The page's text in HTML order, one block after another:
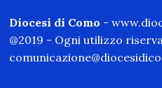
Diocesi di Como -
@2019 - Ogni utilizzo